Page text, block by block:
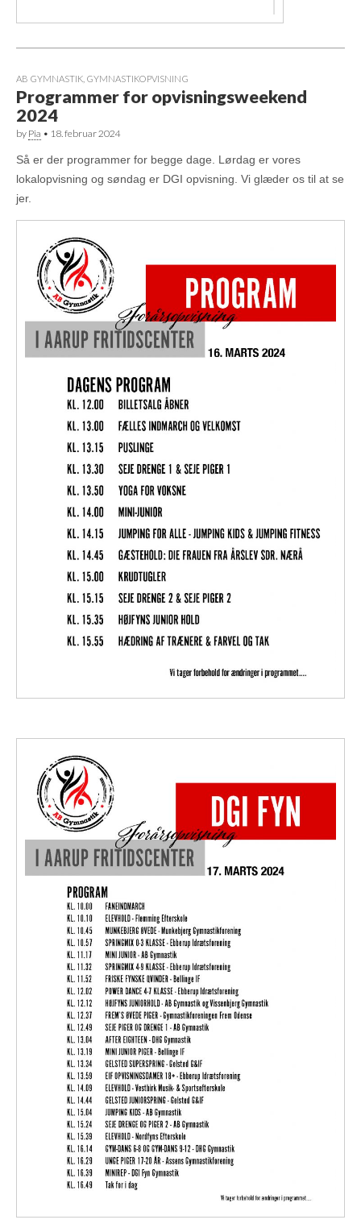
AB GYMNASTIK GYMNASTIKOPVISNING
Programmer for opvisningsweekend
2024
by Pia • 18. februar 2024
Så er der programmer for begge dage. Lørdag er vores
lokalopvisning og søndag er DGI opvisning. Vi glæder os til at se
jer.